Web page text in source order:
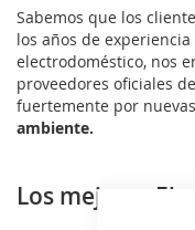
Sabemos que los
los años de
electrodoméstico, nos
proveedores oficiales
fuertemente por
ambiente.
Los mejores